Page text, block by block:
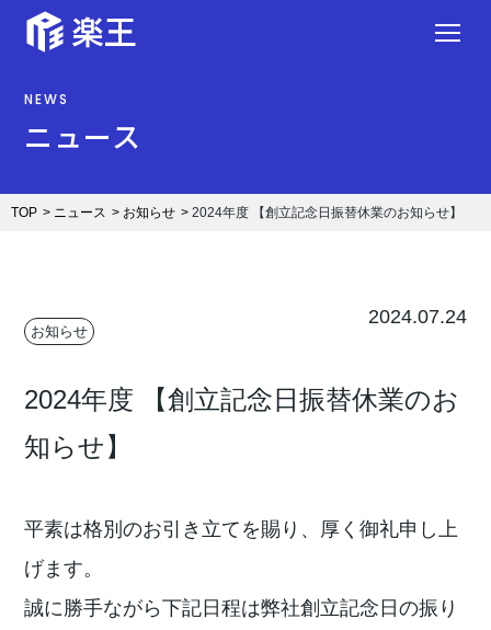
NEWS
ニュース
TOP ニュース お知らせ 2024年度 【創立記念日振替休業のお知らせ】
お知らせ
2024.07.24
2024年度 【創立記念日振替休業のお
知らせ】
平素は格別のお引き立てを賜り、厚く御礼申し上
げます。
誠に勝手ながら下記日程は弊社創立記念日の振り